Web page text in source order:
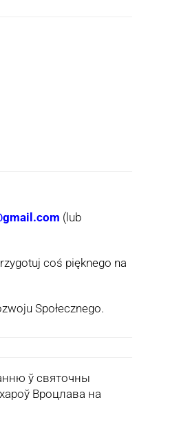
(lub
coś pięknego na
Społecznego.
ў святочны
Вроцлава на